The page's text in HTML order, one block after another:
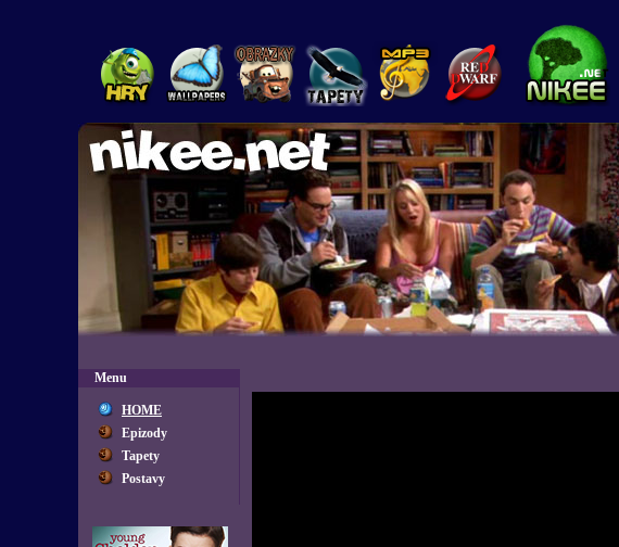
Menu
HOME
Epizody
Tapety
Postavy